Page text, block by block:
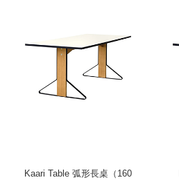
Kaari Table 弧形長桌（160